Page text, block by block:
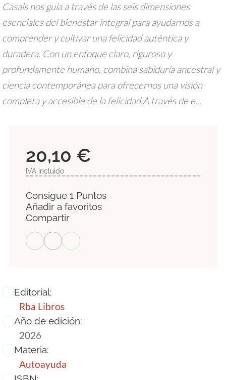
Casals nos guía a través de las seis dimensiones
esenciales del bienestar integral para ayudarnos a
comprender y cultivar una felicidad auténtica y
duradera. Con un enfoque claro, riguroso y
profundamente humano, combina sabiduría ancestral y
ciencia contemporánea para ofrecernos una visión
completa y accesible de la felicidad.A través de e...
Editorial:
Rba Libros
Año de edición:
2026
Materia:
Autoayuda
20,10 €
IVA incluido
Consigue 1 Puntos
Añadir a favoritos
Compartir